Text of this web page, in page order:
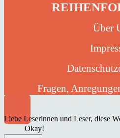
Über
Fragen,
Liebe Leserinnen und Leser, diese
Okay!